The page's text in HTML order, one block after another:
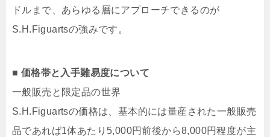
ドルまで、あらゆる層にアプローチできるのが
S.H.Figuartsの強みです。
■ 価格帯と入手難易度について
一般販売と限定品の世界
S.H.Figuartsの価格は、基本的には量産された一般販売
品であれば1体あたり5,000円前後から8,000円程度が主